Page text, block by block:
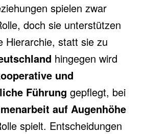
spielen zwar
doch sie unterstützen
Hierarchie, statt sie zu
hingegen wird
und
Führung gepflegt, bei
auf Augenhöhe
spielt. Entscheidungen